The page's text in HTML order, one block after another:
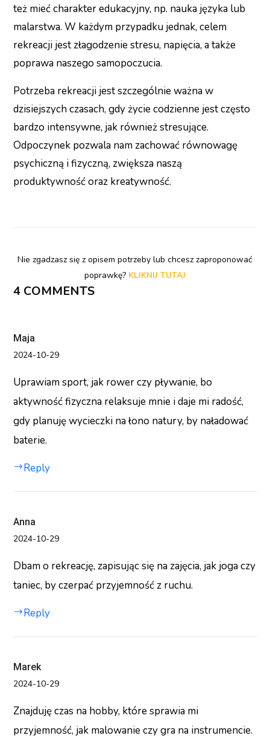
też mieć charakter edukacyjny, np. nauka języka lub
malarstwa. W każdym przypadku jednak, celem
rekreacji jest złagodzenie stresu, napięcia, a także
poprawa naszego samopoczucia.
Potrzeba rekreacji jest szczególnie ważna w
dzisiejszych czasach, gdy życie codzienne jest często
bardzo intensywne, jak również stresujące.
Odpoczynek pozwala nam zachować równowagę
psychiczną i fizyczną, zwiększa naszą
produktywność oraz kreatywność.
Nie zgadzasz się z opisem potrzeby lub chcesz zaproponować
poprawkę? KLIKNIJ TUTAJ
4 COMMENTS
Maja
2024-10-29
Uprawiam sport, jak rower czy pływanie, bo
aktywność fizyczna relaksuje mnie i daje mi radość,
gdy planuję wycieczki na łono natury, by naładować
baterie.
Reply
Anna
2024-10-29
Dbam o rekreację, zapisując się na zajęcia, jak joga czy
taniec, by czerpać przyjemność z ruchu.
Reply
Marek
2024-10-29
Znajduję czas na hobby, które sprawia mi
przyjemność, jak malowanie czy gra na instrumencie.